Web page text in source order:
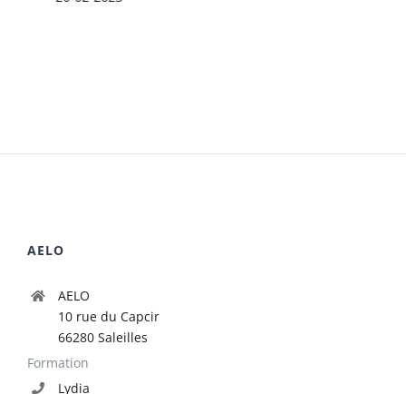
AELO
AELO
10 rue du Capcir
66280 Saleilles
Formation
Lydia